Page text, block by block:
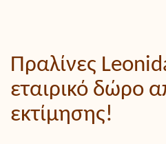
Πραλίνες
εταιρικό δώρο
εκτίμησης!